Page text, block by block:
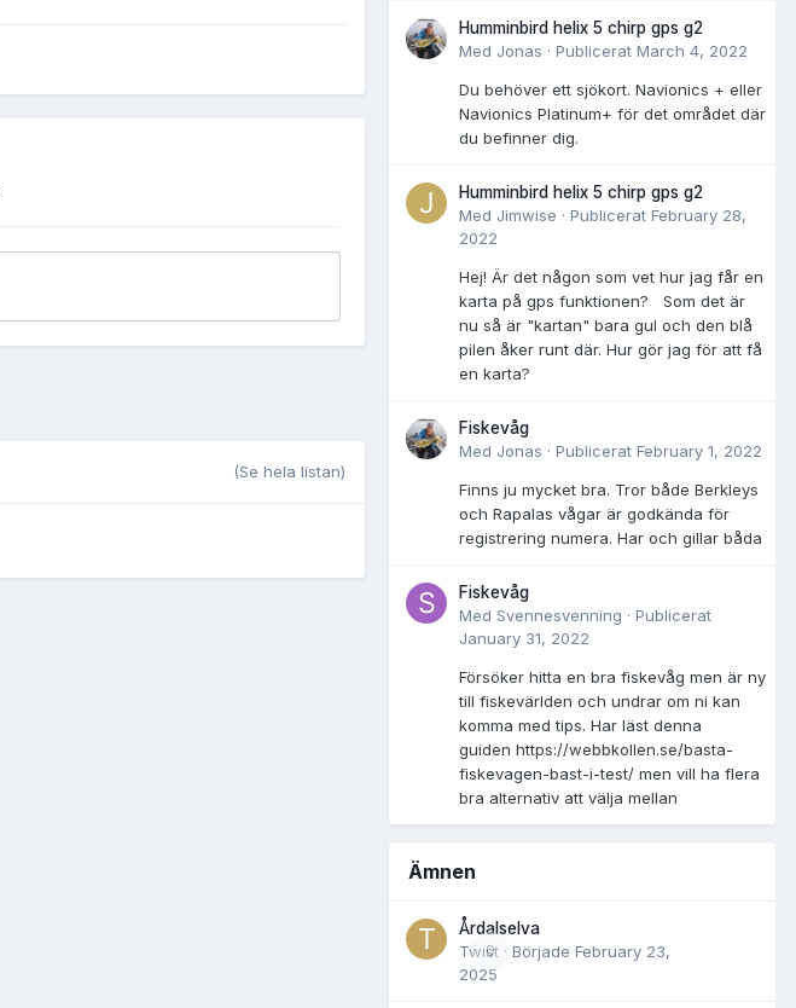
(Se hela listan)
Humminbird helix 5 chirp gps g2
Med Jonas · Publicerat March 4, 2022
Du behöver ett sjökort. Navionics + eller
Navionics Platinum+ för det området där
du befinner dig.
Humminbird helix 5 chirp gps g2
Med Jimwise · Publicerat February 28,
2022
Hej! Är det någon som vet hur jag får en
karta på gps funktionen? Som det är
nu så är "kartan" bara gul och den blå
pilen åker runt där. Hur gör jag för att få
en karta?
Fiskevåg
Med Jonas · Publicerat February 1, 2022
Finns ju mycket bra. Tror både Berkleys
och Rapalas vågar är godkända för
registrering numera. Har och gillar båda
Fiskevåg
Med Svennesvenning · Publicerat
January 31, 2022
Försöker hitta en bra fiskevåg men är ny
till fiskevärlden och undrar om ni kan
komma med tips. Har läst denna
guiden https://webbkollen.se/basta-
fiskevagen-bast-i-test/ men vill ha flera
bra alternativ att välja mellan
Ämnen
0
Årdalselva
Twist · Började February 23,
2025